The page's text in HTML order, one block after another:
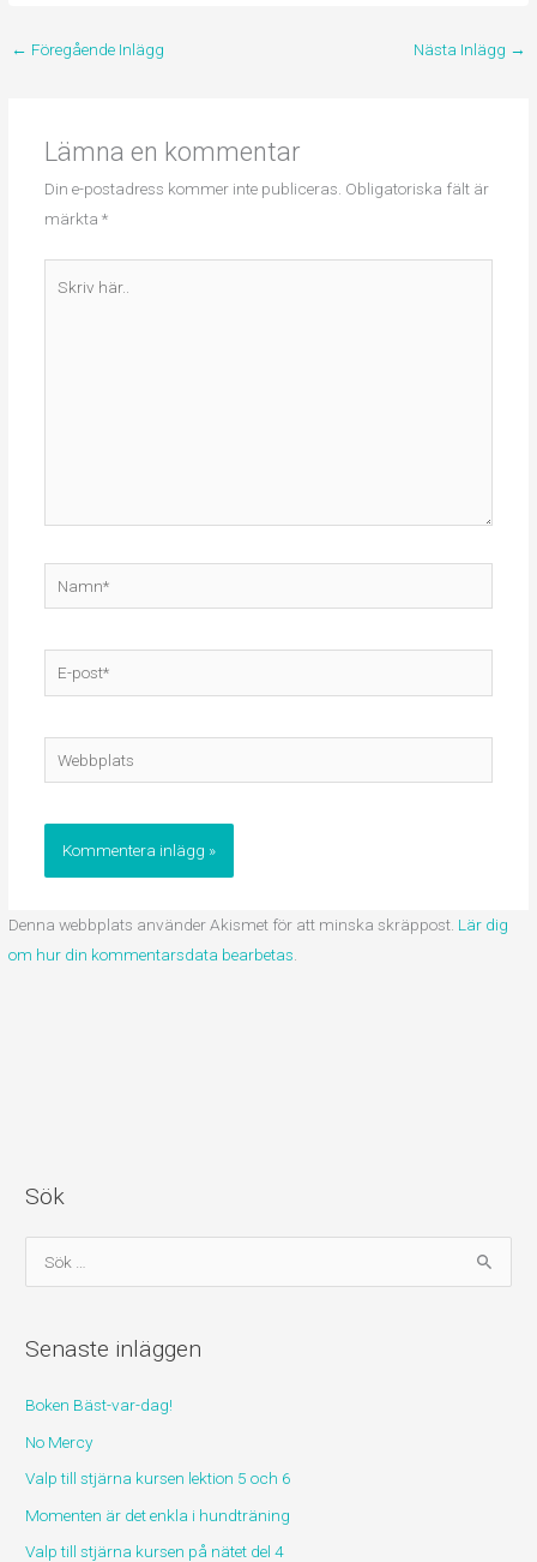
← Föregående Inlägg Nästa Inlägg →
Lämna en kommentar
Din e-postadress kommer inte publiceras. Obligatoriska fält är
märkta *
post*
Webbplats
Denna webbplats använder Akismet för att minska skräppost. Lär dig
om hur din kommentarsdata bearbetas.
Sök
ö
e
t
e
r
:
Senaste inläggen
Boken Bäst-var-dag!
No Mercy
Valp till stjärna kursen lektion 5 och 6
Momenten är det enkla i hundträning
Valp till stjärna kursen på nätet del 4